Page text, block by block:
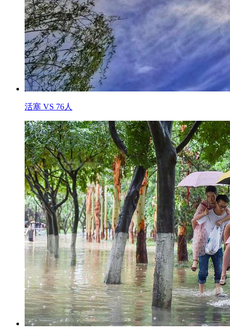
活塞 VS 76人